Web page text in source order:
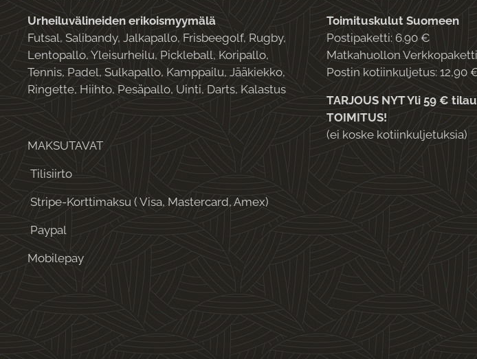
Urheiluvälineiden erikoismyymälä
Futsal, Salibandy, Jalkapallo, Frisbeegolf, Rugby,
Lentopallo, Yleisurheilu, Pickleball, Koripallo,
Tennis, Padel, Sulkapallo, Kamppailu, Jääkiekko,
Ringette, Hiihto, Pesäpallo, Uinti, Darts, Kalastus
MAKSUTAVAT
Tilisiirto
Stripe-Korttimaksu ( Visa, Mastercard, Amex)
Paypal
Mobilepay
Toimituskulut Suomeen
Postipaketti: 6.90 €
Matkahuollon
Postin kotiinkuljetus: 12,90
TARJOUS NYT Yli 59 €
TOIMITUS!
(ei koske kotiinkuljetuksia)